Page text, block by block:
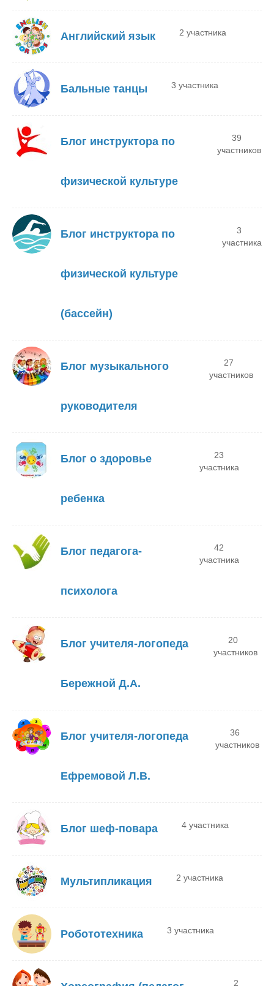
Английский язык 2 участника
Бальные танцы 3 участника
Блог инструктора по
физической культуре
39
участников
Блог инструктора по
физической культуре
(бассейн)
3
участника
Блог музыкального
руководителя
27
участников
Блог о здоровье
ребенка
23
участника
Блог педагога-
психолога
42
участника
Блог учителя-логопеда
Бережной Д.А.
20
участников
Блог учителя-логопеда
Ефремовой Л.В.
36
участников
Блог шеф-повара 4 участника
Мультипликация 2 участника
Робототехника 3 участника
2